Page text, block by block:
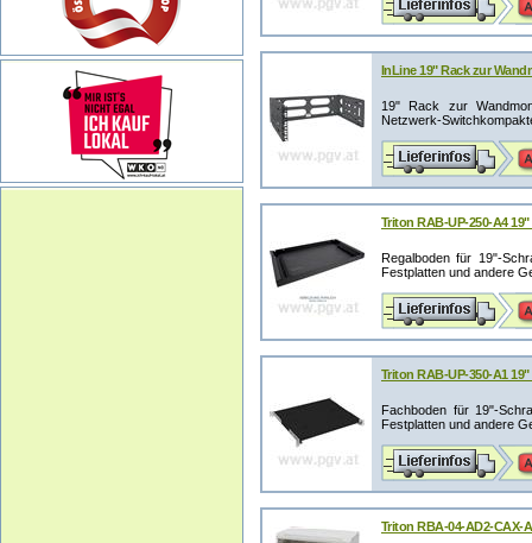
InLine 19" Rack zur
19" Rack zur
Netzwerk-
Triton RAB-UP-250-A4
Regalboden für 19"-
Festplatten und andere
Triton RAB-UP-350-A1
Fachboden für 19"-
Festplatten und andere
Triton RBA-04-AD2-CAX-